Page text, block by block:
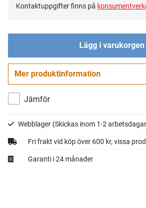
Kontaktuppgifter finns på
Lägg i varukorgen
Gå till kassan
Mer produktinformation
Jämför
Webblager (Skickas inom 1-2
Fri frakt vid köp över 600 kr, vissa
Garanti i 24 månader